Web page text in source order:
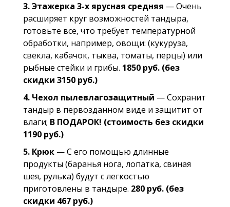
3. Этажерка 3-х ярусная средняя — Очень
расширяет круг возможностей тандыра,
готовьте все, что требует температурной
обработки, например, овощи: (кукуруза,
свекла, кабачок, тыква, томаты, перцы) или
рыбные стейки и грибы. 1850 руб. (без
скидки 3150 руб.)
4. Чехол пылевлагозащитный — Сохранит
тандыр в первозданном виде и защитит от
влаги; В ПОДАРОК! (стоимость без скидки
1190 руб.)
5. Крюк — С его помощью длинные
продукты (баранья нога, лопатка, свиная
шея, рулька) будут с легкостью
приготовлены в тандыре. 280 руб. (без
скидки 467 руб.)